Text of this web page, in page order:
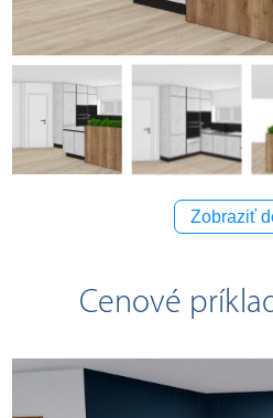
Zobraziť
Cenové